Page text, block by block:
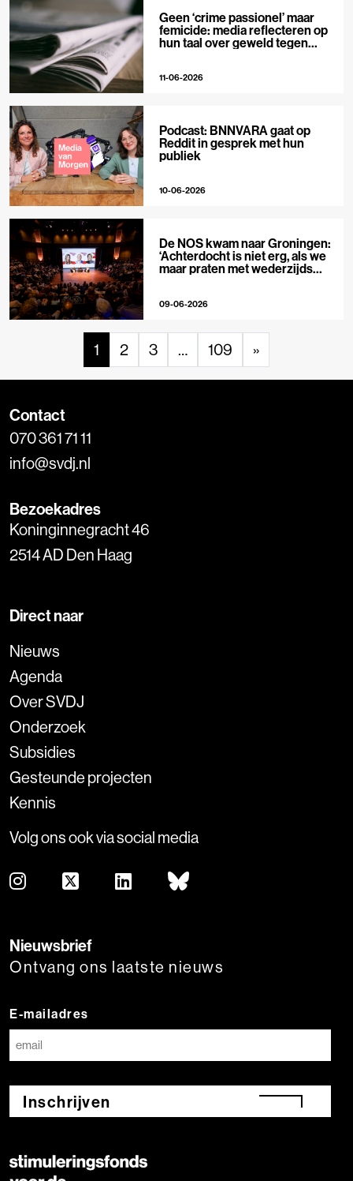
Geen ‘crime passionel’ maar
femicide: media reflecteren op
hun taal over geweld tegen
11-06-2026
Podcast: BNNVARA gaat op
Reddit in gesprek met hun
publiek
10-06-2026
De NOS kwam naar Groningen:
‘Achterdocht is niet erg, als we
maar praten met wederzijds
09-06-2026
1 2 3 … 109 »
Contact
070 361 71 11
info@svdj.nl
Bezoekadres
Koninginnegracht 46
2514 AD Den Haag
Direct naar
Nieuws
Agenda
Over SVDJ
Onderzoek
Subsidies
Gesteunde projecten
Kennis
Volg ons ook via social media
Nieuwsbrief
Ontvang ons laatste nieuws
E-mailadres
Inschrijven